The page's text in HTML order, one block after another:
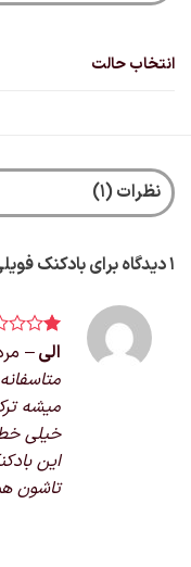
انتخاب حالت
نظرات (1)
1 دیدگاه برای بادکنک
نمره
از
الی–
میشه
خیلی
تاشون